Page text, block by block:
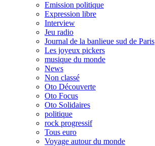
Emission politique
Expression libre
Interview
Jeu radio
Journal de la banlieue sud de Paris
Les joyeux pickers
musique du monde
News
Non classé
Oto Découverte
Oto Focus
Oto Solidaires
politique
rock progressif
Tous euro
Voyage autour du monde